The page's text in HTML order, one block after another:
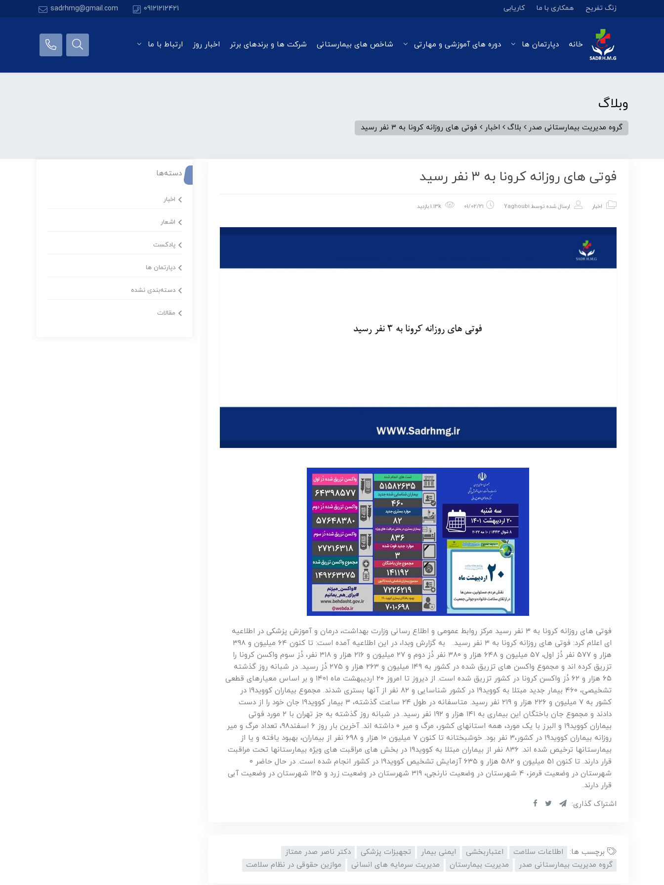
زنگ تفریح همکاری با ما کاریابی 09121212421
sadrhmg@gmail.com
خانه دپارتمان ها دوره های آموزشی و مهارتی شاخص های بیمارستانی شرکت ها و برندهای برتر اخبار روز ارتباط با ما
وبلاگ
گروه مدیریت بیمارستانی صدر بلاگ اخبار فوتی های روزانه کرونا به ۳ نفر رسید
فوتی های روزانه کرونا به ۳ نفر رسید
اخبار ارسال شده توسط Yaghoubi
01/02/21
فوتی های روزانه کرونا به ۳ نفر رسید مرکز روابط عمومی و اطلاع رسانی وزارت بهداشت، درمان و آموزش پزشکی در اطلاعیه
ای اعلام کرد: فوتی های روزانه کرونا به ۳ نفر رسید. به گزارش وبدا، در این اطلاعیه آمده است: تا کنون ۶۴ میلیون و ۳۹۸
هزار و ۵۷۷ نفر دُز اول، ۵۷ میلیون و ۶۴۸ هزار و ۳۸۰ نفر دُز دوم و ۲۷ میلیون و ۲۱۶ هزار و ۳۱۸ نفر، دُز سوم واکسن کرونا را
تزریق کرده اند و مجموع واکسن های تزریق شده در کشور به ۱۴۹ میلیون و ۲۶۳ هزار و ۲۷۵ دُز رسید. در شبانه روز گذشته
۶۵ هزار و ۶۲ دُز واکسن کرونا در کشور تزریق شده است. از دیروز تا امروز ۲۰ اردیبهشت ماه ۱۴۰۱ و بر اساس معیارهای قطعی
تشخیصی، ۴۶۰ بیمار جدید مبتلا به کووید۱۹ در کشور شناسایی و ۸۲ نفر از آنها بستری شدند. مجموع بیماران کووید۱۹ در
کشور به ۷ میلیون و ۲۲۶ هزار و ۲۱۹ نفر رسید. متاسفانه در طول ۲۴ ساعت گذشته، ۳ بیمار کووید۱۹ جان خود را از دست
دادند و مجموع جان باختگان این بیماری به ۱۴۱ هزار و ۱۹۲ نفر رسید. در شبانه روز گذشته به جز تهران با ۲ مورد فوتی
بیماران کووید۱۹ و البرز با یک مورد، همه استانهای کشور، مرگ و میر ۰ داشته اند. آخرین بار روز ۶ اسفند۹۸، تعداد مرگ و میر
روزانه بیماران کووید۱۹ در کشور،۳ نفر بود. خوشبختانه تا کنون ۷ میلیون ۱۰ هزار و ۶۹۸ نفر از بیماران، بهبود یافته و یا از
بیمارستانها ترخیص شده اند. ۸۳۶ نفر از بیماران مبتلا به کووید۱۹ در بخش های مراقبت های ویژه بیمارستانها تحت مراقبت
قرار دارند. تا کنون ۵۱ میلیون و ۵۸۲ هزار و ۶۳۵ آزمایش تشخیص کووید۱۹ در کشور انجام شده است. در حال حاضر ۰
شهرستان در وضعیت قرمز، ۴ شهرستان در وضعیت نارنجی، ۳۱۹ شهرستان در وضعیت زرد و ۱۲۵ شهرستان در وضعیت آبی
قرار دارند.
اشتراک گذاری:
برچسب ها: اطلاعات سلامت اعتباربخشی ایمنی بیمار تجهیزات پزشکی
دکتر ناصر صدر ممتاز
گروه مدیریت بیمارستانی صدر
مدیریت بیمارستان مدیریت سرمایه های انسانی موازین حقوقی در نظام سلامت
دسته‌ها
اخبار
اشعار
پادکست
دپارتمان ها
دسته‌بندی نشده
مقالات